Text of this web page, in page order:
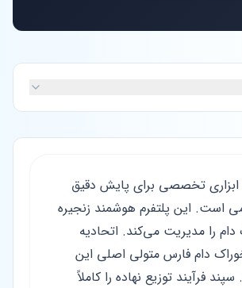
ابزاری تخصصی برای پایش دقیق
است. این پلتفرم هوشمند زنجیره
را مدیریت می‌کند. اتحادیه
دام فارس متولی اصلی این
فرآیند توزیع نهاده را کاملاً